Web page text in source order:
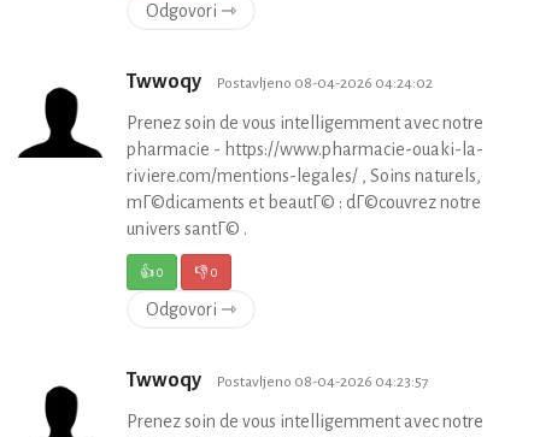
Odgovori ⇾
Twwoqy Postavljeno 08-04-2026 04:24:02
Prenez soin de vous intelligemment avec notre
pharmacie - https://www.pharmacie-ouaki-la-
riviere.com/mentions-legales/ , Soins naturels,
mГ©dicaments et beautГ© : dГ©couvrez notre
univers santГ© .
👍0 👎0
Odgovori ⇾
Twwoqy Postavljeno 08-04-2026 04:23:57
Prenez soin de vous intelligemment avec notre